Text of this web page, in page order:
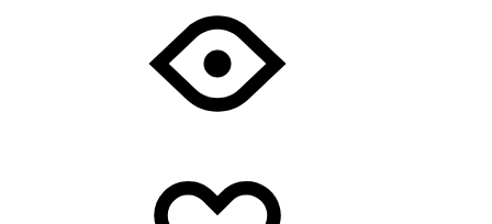
a
plusieurs
variations.
Les
peuvent
être